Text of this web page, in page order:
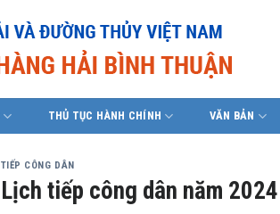
THỦ TỤC HÀNH CHÍNH VĂN BẢN
TIẾP CÔNG DÂN
Lịch tiếp công dân năm